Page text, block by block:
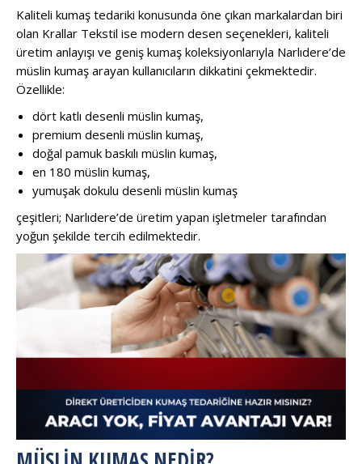
Kaliteli kumaş tedariki konusunda öne çıkan markalardan biri
olan Krallar Tekstil ise modern desen seçenekleri, kaliteli
üretim anlayışı ve geniş kumaş koleksiyonlarıyla Narlıdere’de
müslin kumaş arayan kullanıcıların dikkatini çekmektedir.
Özellikle:
dört katlı desenli müslin kumaş,
premium desenli müslin kumaş,
doğal pamuk baskılı müslin kumaş,
en 180 müslin kumaş,
yumuşak dokulu desenli müslin kumaş
çeşitleri; Narlıdere’de üretim yapan işletmeler tarafından
yoğun şekilde tercih edilmektedir.